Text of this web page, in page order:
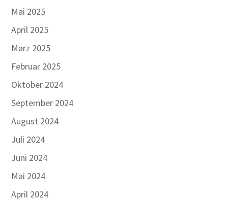
Mai 2025
April 2025
März 2025
Februar 2025
Oktober 2024
September 2024
August 2024
Juli 2024
Juni 2024
Mai 2024
April 2024